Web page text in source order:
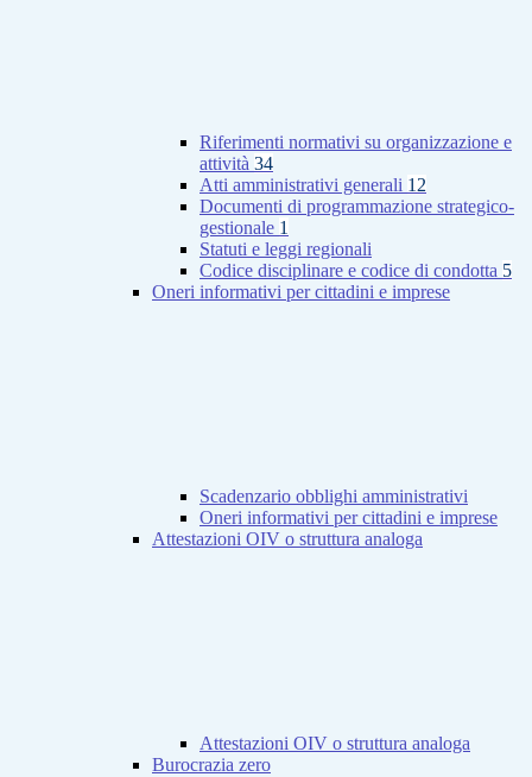
Riferimenti normativi su organizzazione e
attività 34
Atti amministrativi generali 12
Documenti di programmazione strategico-
gestionale 1
Statuti e leggi regionali
Codice disciplinare e codice di condotta 5
Oneri informativi per cittadini e imprese
Scadenzario obblighi amministrativi
Oneri informativi per cittadini e imprese
Attestazioni OIV o struttura analoga
Attestazioni OIV o struttura analoga
Burocrazia zero